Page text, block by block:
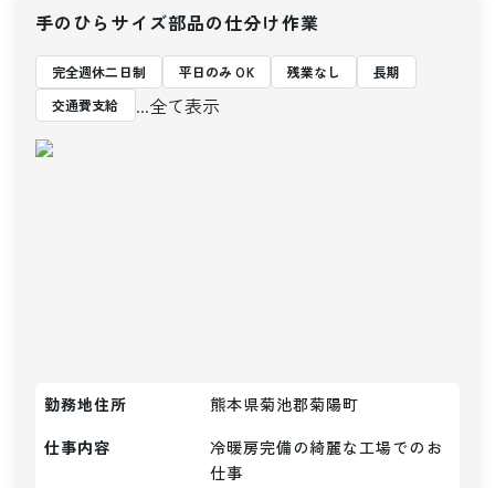
手のひらサイズ部品の仕分け作業
完全週休二日制 平日のみ OK 残業なし
長期
交通費支給
...全て表示
勤務地住所
熊本県菊池郡菊陽町
仕事内容
冷暖房完備の綺麗な工場でのお
仕事